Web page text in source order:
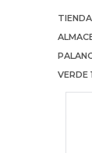
TIENDA